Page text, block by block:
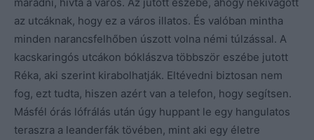
az utcáknak, hogy ez a város illatos. És valóban mintha
minden narancsfelhőben úszott volna némi túlzással. A
kacskaringós utcákon bóklászva többször eszébe jutott
Réka, aki szerint kirabolhatják. Eltévedni biztosan nem
fog, ezt tudta, hiszen azért van a telefon, hogy segítsen.
Másfél órás lófrálás után úgy huppant le egy hangulatos
teraszra a leanderfák tövében, mint aki egy életre